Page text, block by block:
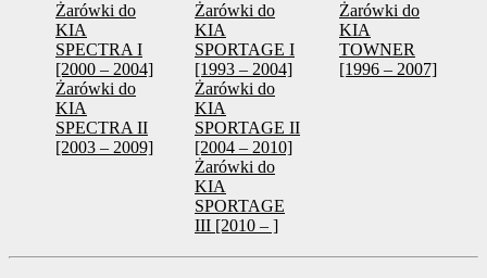
Żarówki do
KIA
SPECTRA I
[2000 – 2004]
Żarówki do
KIA
SPECTRA II
[2003 – 2009]
Żarówki do
KIA
SPORTAGE I
[1993 – 2004]
Żarówki do
KIA
SPORTAGE II
[2004 – 2010]
Żarówki do
KIA
SPORTAGE
III [2010 – ]
Żarówki do
KIA
TOWNER
[1996 – 2007]